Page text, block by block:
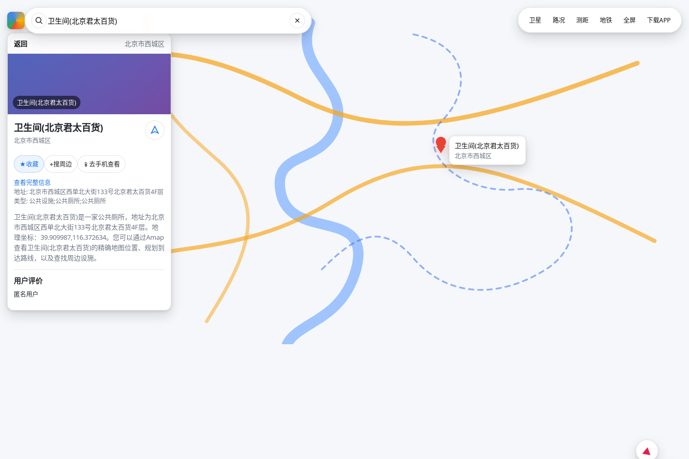
返回 北京市西城区
卫生间(北京君太百货)
卫生间(北京君太百货)
北京市西城区
★收藏 ⌖搜周边 📱 去手机查看
查看完整信息
地址: 北京市西城区西单北大街133号北京君太百货4F层
类型: 公共设施;公共厕所;公共厕所
卫生间(北京君太百货)是一家公共厕所，地址为北京
市西城区西单北大街133号北京君太百货4F层。地
理坐标：39.909987,116.372634。您可以通过Amap
查看卫生间(北京君太百货)的精确地图位置、规划到
达路线，以及查找周边设施。
用户评价
匿名用户
卫生间(北京君太百货)
北京市西城区
卫星 路况 测距 地铁 全屏 下载APP